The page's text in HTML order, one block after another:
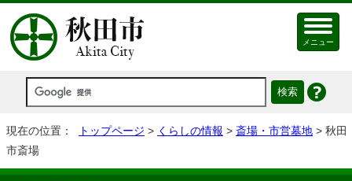
メニュー
現在の位置： トップページ > くらしの情報 > 斎場・市営墓地 > 秋田
市斎場